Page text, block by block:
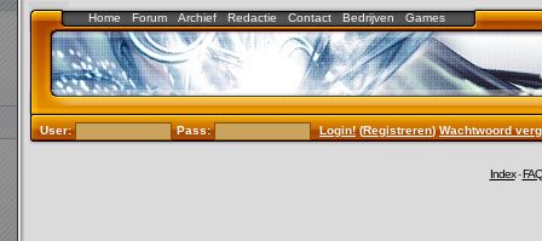
Home Forum Archief Redactie Contact Bedrijven Games
User: Pass: Login!(Registreren)Wachtwoord
Index-FAQ